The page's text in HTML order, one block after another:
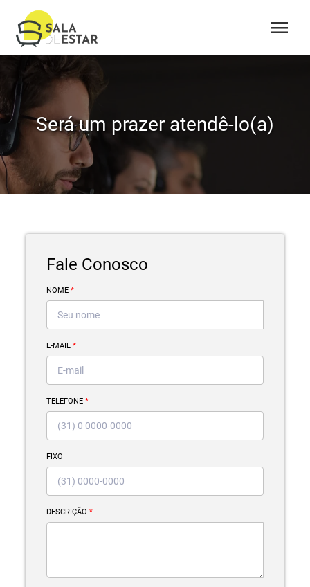
menu
Será um prazer atendê-lo(a)
Fale Conosco
NOME*
E-MAIL*
TELEFONE*
FIXO
DESCRIÇÃO*